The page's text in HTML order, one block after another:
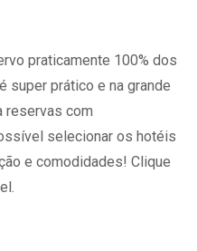
praticamente 100% dos
super prático e na grande
reservas com
selecionar os hotéis
e comodidades! Clique